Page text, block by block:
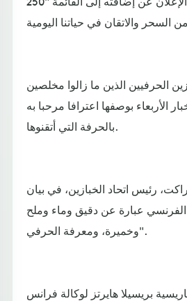
الحرفيين الذين ما زالوا مخلصين
الأربعاء بوصفها اعترافا مرحبا به
بالحرفة التي أتقنوها.
رئيس اتحاد الخبازين، في بيان
عبارة عن دقيق وماء وملح
وخميرة، ومعرفة الحرفي".
بريسيلا هايرتز لوكالة فرانس